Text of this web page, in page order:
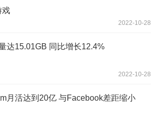
戏
2022-10-28
达15.01GB 同比增长12.4%
2022-10-28
月活达到20亿 与Facebook差距缩小